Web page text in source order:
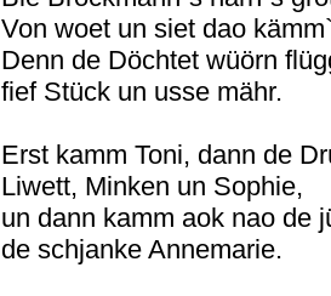
Von woet un siet dao
Denn de Döchtet wüörn
fief Stück un usse mähr.
Erst kamm Toni, dann de
Liwett, Minken un Sophie,
un dann kamm aok nao de
de schjanke Annemarie.